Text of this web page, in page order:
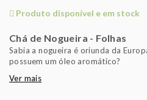
Produto disponível e em stock
Chá de Nogueira - Folhas
Sabia a nogueira é oriunda da
possuem um óleo aromático?
Ver mais